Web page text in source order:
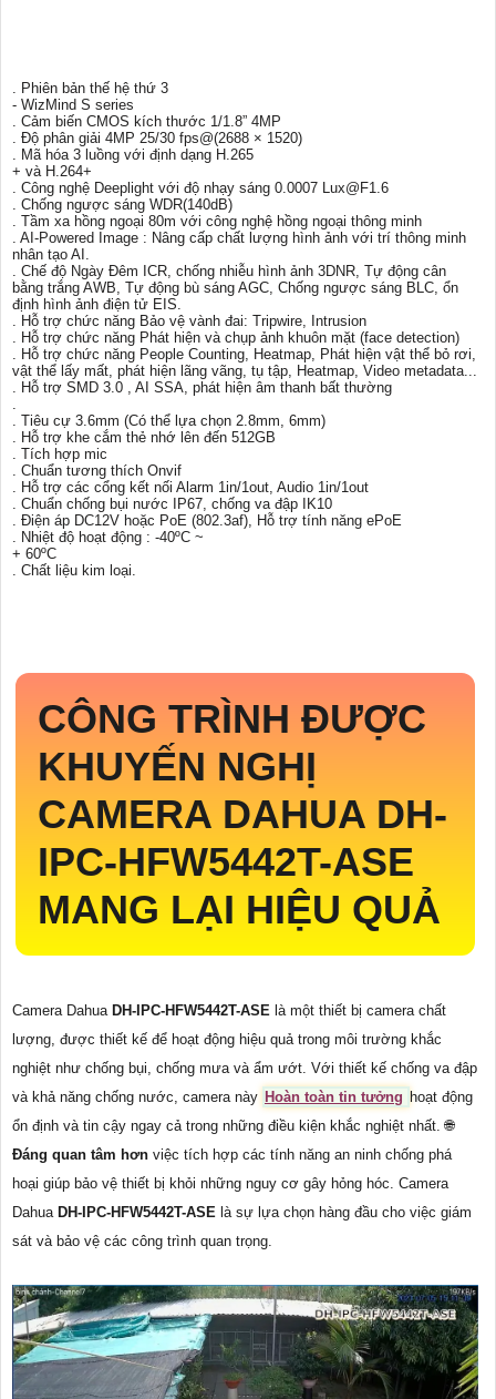
. Phiên bản thế hệ thứ 3
- WizMind S series
. Cảm biến CMOS kích thước 1/1.8” 4MP
. Độ phân giải 4MP 25/30 fps@(2688 × 1520)
. Mã hóa 3 luồng với định dạng H.265
+ và H.264+
. Công nghệ Deeplight với độ nhạy sáng 0.0007 Lux@F1.6
. Chống ngược sáng WDR(140dB)
. Tầm xa hồng ngoại 80m với công nghệ hồng ngoại thông minh
. AI-Powered Image : Nâng cấp chất lượng hình ảnh với trí thông minh
nhân tạo AI.
. Chế độ Ngày Đêm ICR, chống nhiễu hình ảnh 3DNR, Tự động cân
bằng trắng AWB, Tự động bù sáng AGC, Chống ngược sáng BLC, ổn
định hình ảnh điện tử EIS.
. Hỗ trợ chức năng Bảo vệ vành đai: Tripwire, Intrusion
. Hỗ trợ chức năng Phát hiện và chụp ảnh khuôn mặt (face detection)
. Hỗ trợ chức năng People Counting, Heatmap, Phát hiện vật thể bỏ rơi,
vật thể lấy mất, phát hiện lãng vãng, tụ tập, Heatmap, Video metadata...
. Hỗ trợ SMD 3.0 , AI SSA, phát hiện âm thanh bất thường
. Tiêu cự 3.6mm (Có thể lựa chọn 2.8mm, 6mm)
. Hỗ trợ khe cắm thẻ nhớ lên đến 512GB
. Tích hợp mic
. Chuẩn tương thích Onvif
. Hỗ trợ các cổng kết nối Alarm 1in/1out, Audio 1in/1out
. Chuẩn chống bụi nước IP67, chống va đập IK10
. Điện áp DC12V hoặc PoE (802.3af), Hỗ trợ tính năng ePoE
. Nhiệt độ hoạt động : -40ºC ~
+ 60ºC
. Chất liệu kim loại.
CÔNG TRÌNH ĐƯỢC
KHUYẾN NGHỊ
CAMERA DAHUA DH-
IPC-HFW5442T-ASE
MANG LẠI HIỆU QUẢ
Camera Dahua DH-IPC-HFW5442T-ASE là một thiết bị camera chất
lượng, được thiết kế để hoạt động hiệu quả trong môi trường khắc
nghiệt như chống bụi, chống mưa và ẩm ướt. Với thiết kế chống va đập
và khả năng chống nước, camera này Hoàn toàn tin tưởng hoạt động
ổn định và tin cậy ngay cả trong những điều kiện khắc nghiệt nhất. 🌐
Đáng quan tâm hơn việc tích hợp các tính năng an ninh chống phá
hoại giúp bảo vệ thiết bị khỏi những nguy cơ gây hỏng hóc. Camera
Dahua DH-IPC-HFW5442T-ASE là sự lựa chọn hàng đầu cho việc giám
sát và bảo vệ các công trình quan trọng.